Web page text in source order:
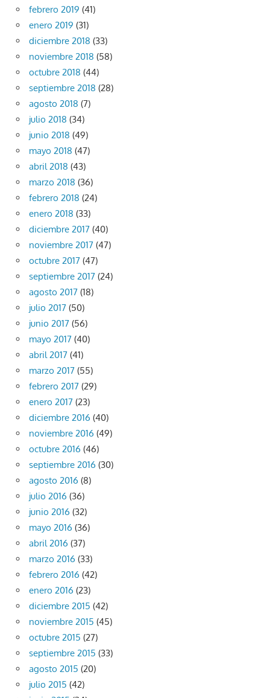
febrero 2019 (41)
enero 2019 (31)
diciembre 2018 (33)
noviembre 2018 (58)
octubre 2018 (44)
septiembre 2018 (28)
agosto 2018 (7)
julio 2018 (34)
junio 2018 (49)
mayo 2018 (47)
abril 2018 (43)
marzo 2018 (36)
febrero 2018 (24)
enero 2018 (33)
diciembre 2017 (40)
noviembre 2017 (47)
octubre 2017 (47)
septiembre 2017 (24)
agosto 2017 (18)
julio 2017 (50)
junio 2017 (56)
mayo 2017 (40)
abril 2017 (41)
marzo 2017 (55)
febrero 2017 (29)
enero 2017 (23)
diciembre 2016 (40)
noviembre 2016 (49)
octubre 2016 (46)
septiembre 2016 (30)
agosto 2016 (8)
julio 2016 (36)
junio 2016 (32)
mayo 2016 (36)
abril 2016 (37)
marzo 2016 (33)
febrero 2016 (42)
enero 2016 (23)
diciembre 2015 (42)
noviembre 2015 (45)
octubre 2015 (27)
septiembre 2015 (33)
agosto 2015 (20)
julio 2015 (42)